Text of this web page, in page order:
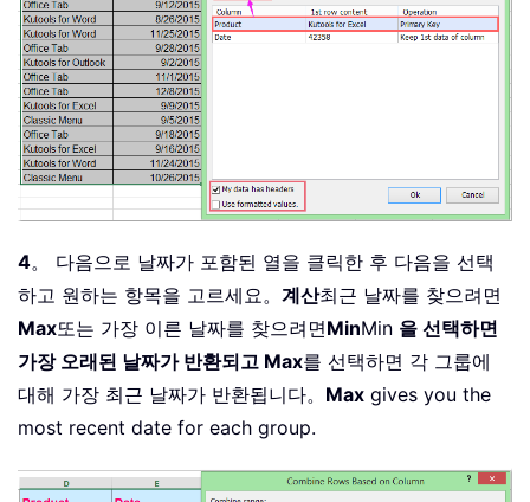
4。 다음으로 날짜가 포함된 열을 클릭한 후 다음을 선택
하고 원하는 항목을 고르세요。 계산최근 날짜를 찾으려면
Max또는 가장 이른 날짜를 찾으려면MinMin 을 선택하면
가장 오래된 날짜가 반환되고 Max를 선택하면 각 그룹에
대해 가장 최근 날짜가 반환됩니다。 Max gives you the
most recent date for each group.